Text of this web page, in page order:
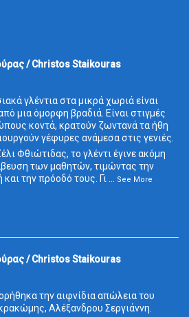
/ Christos Staikouras
γλέντια στα μικρά χωριά είναι
μια όμορφη βραδιά. Είναι στιγμές
κοντά, κρατούν ζωντανά τα ήθη
γέφυρες ανάμεσα στις γενιές.
Φθιώτιδας, το γλέντι έγινε ακόμη
των μαθητών, τιμώντας την
την πρόοδό τους. Γι
See More
/ Christos Staikouras
την αιφνίδια απώλεια του
Αλέξανδρου Σεργιάννη.